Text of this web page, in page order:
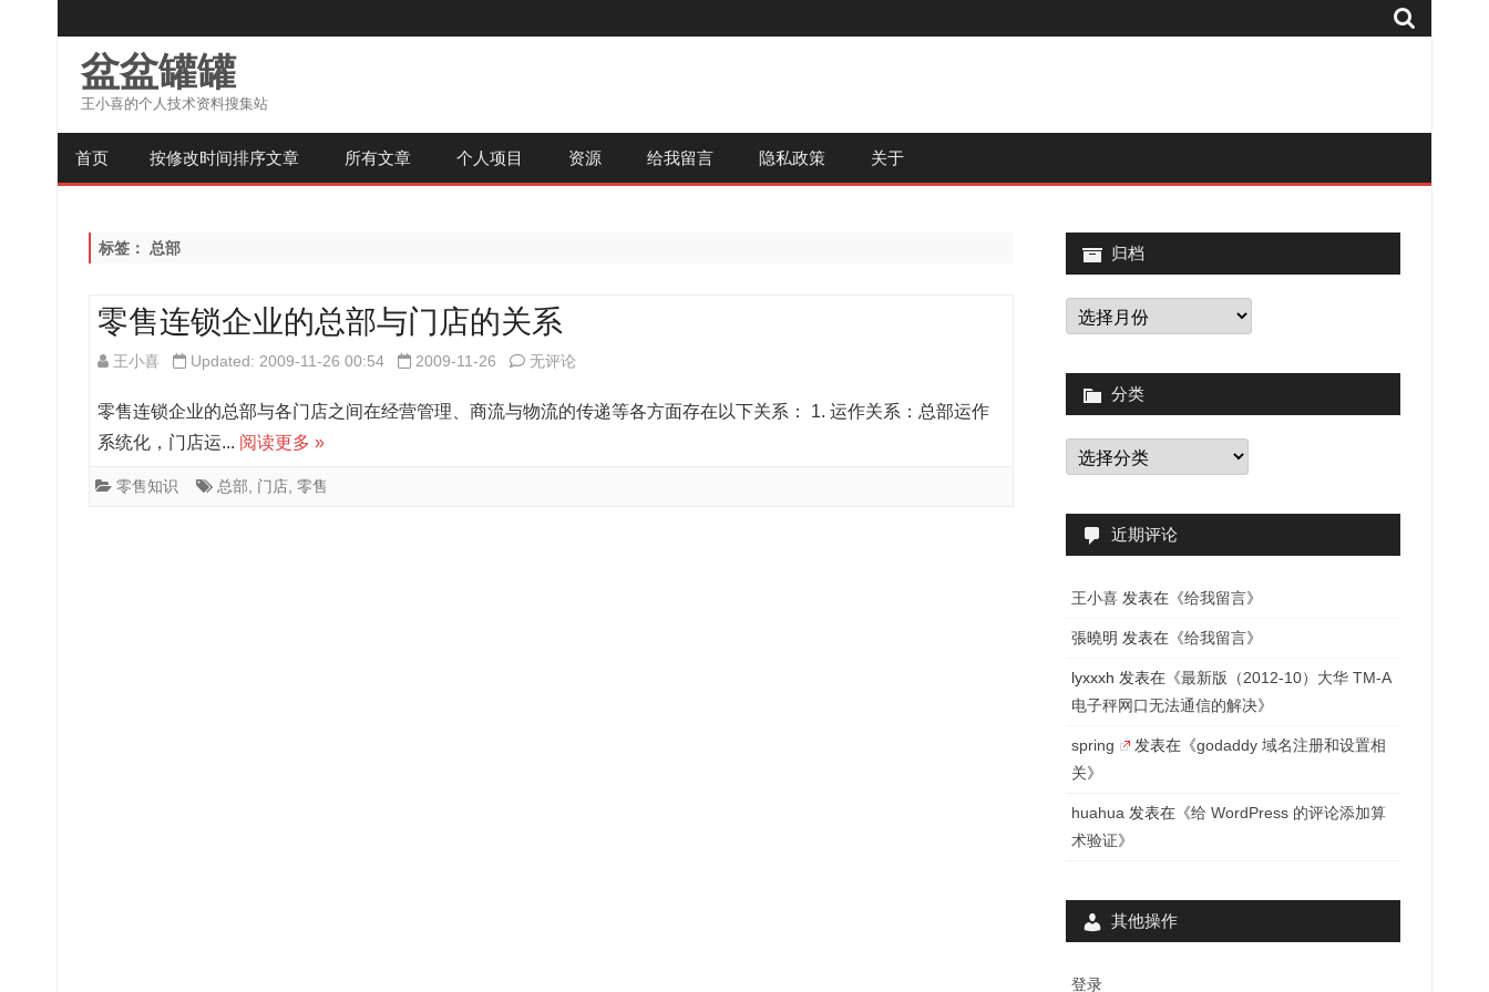
盆盆罐罐
王小喜的个人技术资料搜集站
至
首页 按修改时间排序文章 所有文章 个人项目 资源 给我留言 隐私政策 关于
标签： 总部
零售连锁企业的总部与门店的关系
王小喜 Updated: 2009-11-26 00:54 2009-11-26 零
无评论
零售连锁企业的总部与各门店之间在经营管理、商流与物流的传递等各方面存在以下关系： 1. 运作关系：总部运作
系统化，门店运... 阅读更多 »
零售知识 总部 门店 零售
归档
归
档
分类
分
类
近期评论
王小喜 发表在《给我留言》
張曉明 发表在《给我留言》
lyxxxh 发表在《最新版（2012-10）大华 TM-A
电子秤网口无法通信的解决》
spring 发表在《godaddy 域名注册和设置相
关》
huahua 发表在《给 WordPress 的评论添加算
术验证》
其他操作
登录